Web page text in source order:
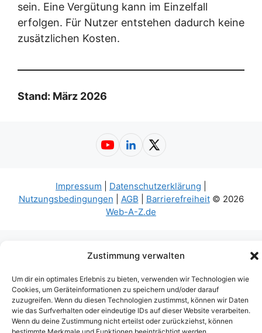
Zustimmung verwalten
Um dir ein optimales Erlebnis zu bieten, verwenden wir Technologien wie
Cookies, um Geräteinformationen zu speichern und/oder darauf
zuzugreifen. Wenn du diesen Technologien zustimmst, können wir Daten
wie das Surfverhalten oder eindeutige IDs auf dieser Website verarbeiten.
Wenn du deine Zustimmung nicht erteilst oder zurückziehst, können
sein. Eine Vergütung kann im Einzelfall
erfolgen. Für Nutzer entstehen dadurch keine
zusätzlichen Kosten.
Stand: März 2026
YouTube
LinkedIn
X
Impressum Datenschutzerklärung
Nutzungsbedingungen
AGB Barrierefreiheit© 2026
Web-A-Z.de